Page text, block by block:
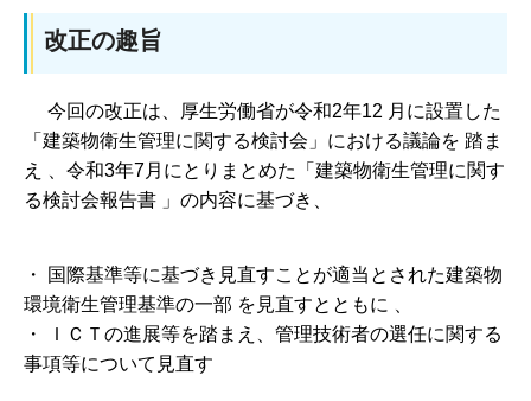
改正の趣旨
今回の改正は、厚生労働省が令和2年12 月に設置した
「建築物衛生管理に関する検討会」における議論を 踏ま
え 、令和3年7月にとりまとめた「建築物衛生管理に関す
る検討会報告書 」の内容に基づき、
・ 国際基準等に基づき見直すことが適当とされた建築物
環境衛生管理基準の一部 を見直すとともに 、
・ ＩＣＴの進展等を踏まえ、管理技術者の選任に関する
事項等について見直す